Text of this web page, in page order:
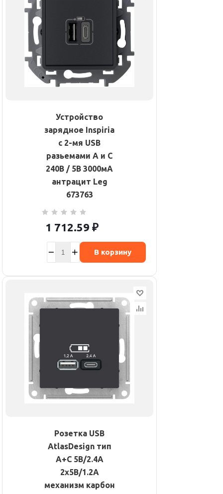
Устройство
зарядное Inspiria
с 2-мя USB
разьемами A и C
240В / 5В 3000мА
антрацит Leg
673763
1 712.59 ₽
В корзину
Розетка USB
AtlasDesign тип
A+C 5В/2.4А
2х5В/1.2А
механизм карбон